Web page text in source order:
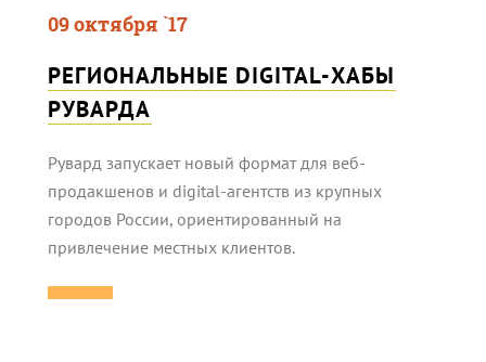
09 октября `17
РЕГИОНАЛЬНЫЕ DIGITAL-ХАБЫ
РУВАРДА
Рувард запускает новый формат для веб-
продакшенов и digital-агентств из крупных
городов России, ориентированный на
привлечение местных клиентов.